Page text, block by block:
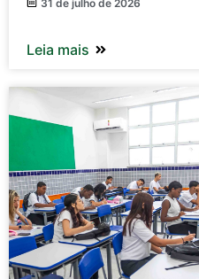
31 de julho de 2026
Leia mais